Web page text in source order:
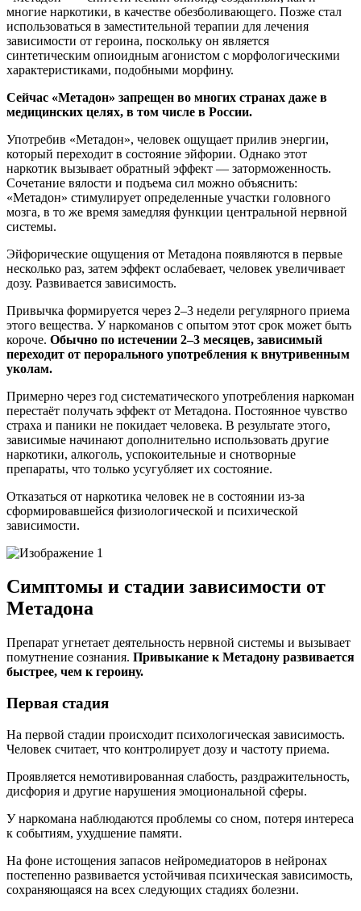
многие наркотики, в качестве обезболивающего. Позже стал
использоваться в заместительной терапии для лечения
зависимости от героина, поскольку он является
синтетическим опиоидным агонистом с морфологическими
характеристиками, подобными морфину.
Сейчас «Метадон» запрещен во многих странах даже в
медицинских целях, в том числе в России.
Употребив «Метадон», человек ощущает прилив энергии,
который переходит в состояние эйфории. Однако этот
наркотик вызывает обратный эффект — заторможенность.
Сочетание вялости и подъема сил можно объяснить:
«Метадон» стимулирует определенные участки головного
мозга, в то же время замедляя функции центральной нервной
системы.
Эйфорические ощущения от Метадона появляются в первые
несколько раз, затем эффект ослабевает, человек увеличивает
дозу. Развивается зависимость.
Привычка формируется через 2–3 недели регулярного приема
этого вещества. У наркоманов с опытом этот срок может быть
короче. Обычно по истечении 2–3 месяцев, зависимый
переходит от перорального употребления к внутривенным
уколам.
Примерно через год систематического употребления наркоман
перестаёт получать эффект от Метадона. Постоянное чувство
страха и паники не покидает человека. В результате этого,
зависимые начинают дополнительно использовать другие
наркотики, алкоголь, успокоительные и снотворные
препараты, что только усугубляет их состояние.
Отказаться от наркотика человек не в состоянии из-за
сформировавшейся физиологической и психической
зависимости.
Симптомы и стадии зависимости от
Метадона
Препарат угнетает деятельность нервной системы и вызывает
помутнение сознания. Привыкание к Метадону развивается
быстрее, чем к героину.
Первая стадия
На первой стадии происходит психологическая зависимость.
Человек считает, что контролирует дозу и частоту приема.
Проявляется немотивированная слабость, раздражительность,
дисфория и другие нарушения эмоциональной сферы.
У наркомана наблюдаются проблемы со сном, потеря интереса
к событиям, ухудшение памяти.
На фоне истощения запасов нейромедиаторов в нейронах
постепенно развивается устойчивая психическая зависимость,
сохраняющаяся на всех следующих стадиях болезни.